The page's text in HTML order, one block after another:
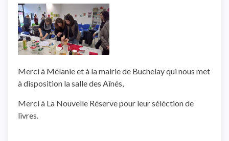
Merci à Mélanie et à la mairie de Buchelay qui nous met
à disposition la salle des Aînés,
Merci à La Nouvelle Réserve pour leur séléction de
livres.